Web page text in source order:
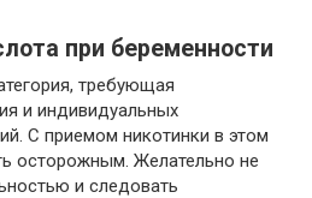
при беременности
требующая
и индивидуальных
С приемом никотинки в этом
осторожным. Желательно не
и следовать